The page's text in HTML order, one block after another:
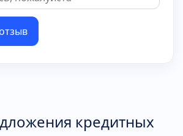
кредитных